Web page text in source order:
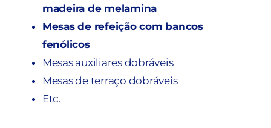
madeira de melamina
Mesas de refeição com bancos
fenólicos
Mesas auxiliares dobráveis
Mesas de terraço dobráveis
Etc.